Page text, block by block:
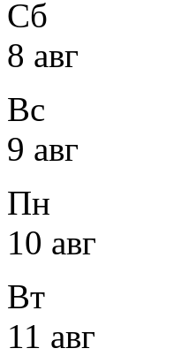
Сб
8 авг
Вс
9 авг
Пн
10 авг
Вт
11 авг